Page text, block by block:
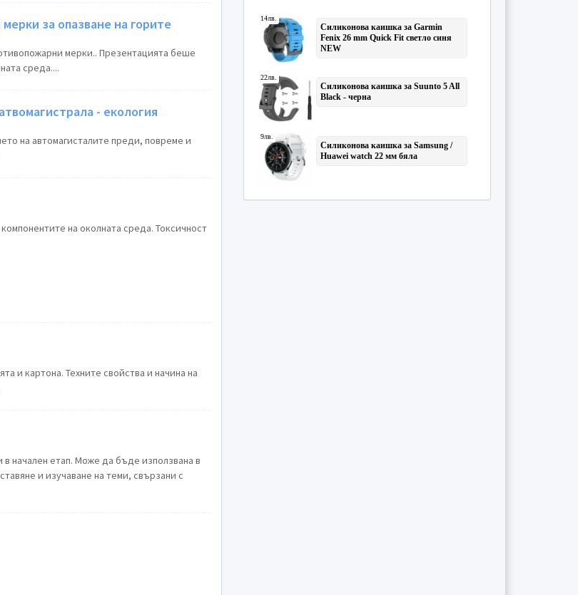
за опазване на горите
мерки.. Презентацията беше
среда....
- екология
на автомагисталите преди, повреме и
на околната среда. Токсичност
и картона. Техните свойства и начина на
начален етап. Може да бъде използвана в
и изучаване на теми, свързани с